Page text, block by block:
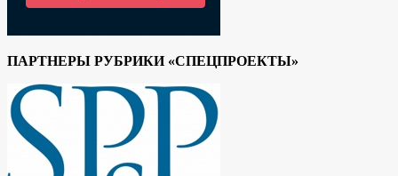
ПАРТНЕРЫ РУБРИКИ «СПЕЦПРОЕКТЫ»